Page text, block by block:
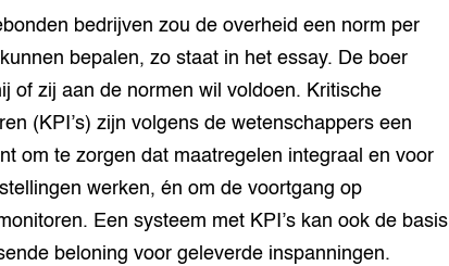
bedrijven zou de overheid een norm per
bepalen, zo staat in het essay. De boer
of zij aan de normen wil voldoen. Kritische
(KPI’s) zijn volgens de wetenschappers een
om te zorgen dat maatregelen integraal en voor
werken, én om de voortgang op
Een systeem met KPI’s kan ook de basis
beloning voor geleverde inspanningen.